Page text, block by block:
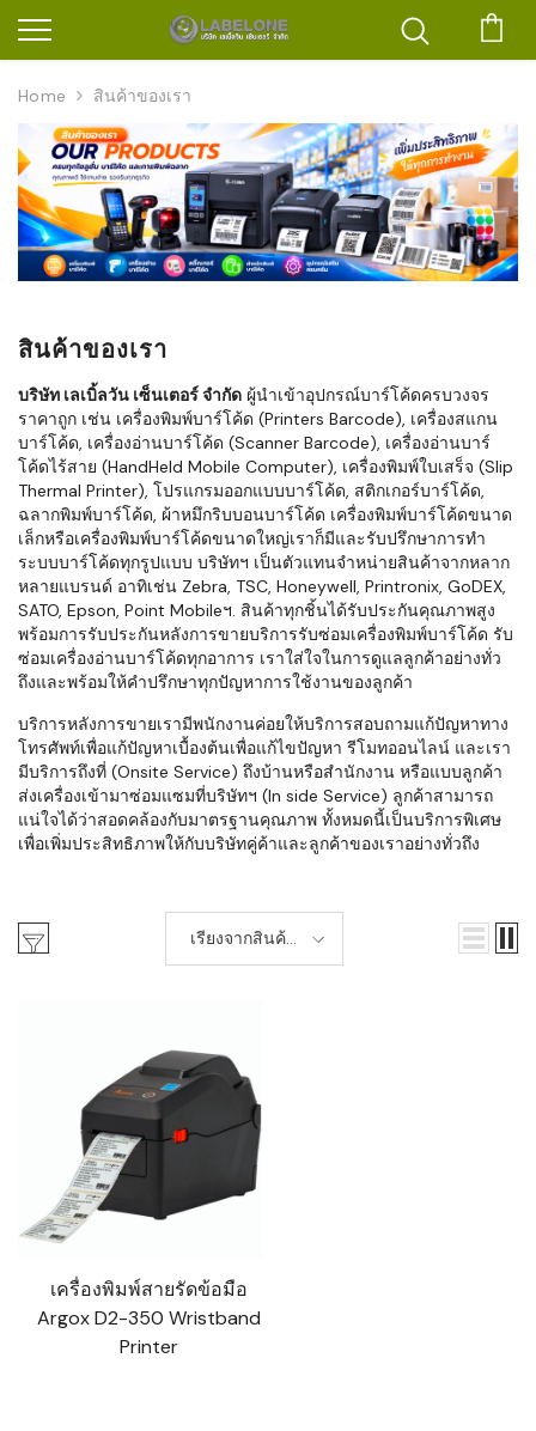
Home สินค้าของเรา
สินค้าของเรา
บริษัท เลเบิ้ลวัน เซ็นเตอร์ จำกัด ผู้นำเข้าอุปกรณ์บาร์โค้ดครบวงจร
ราคาถูก เช่น เครื่องพิมพ์บาร์โค้ด (Printers Barcode), เครื่องสแกน
บาร์โค้ด, เครื่องอ่านบาร์โค้ด (Scanner Barcode), เครื่องอ่านบาร์
โค้ดไร้สาย (HandHeld Mobile Computer), เครื่องพิมพ์ใบเสร็จ (Slip
Thermal Printer), โปรแกรมออกแบบบาร์โค้ด, สติกเกอร์บาร์โค้ด,
ฉลากพิมพ์บาร์โค้ด, ผ้าหมึกริบบอนบาร์โค้ด เครื่องพิมพ์บาร์โค้ดขนาด
เล็กหรือเครื่องพิมพ์บาร์โค้ดขนาดใหญ่เราก็มีและรับปรึกษาการทำ
ระบบบาร์โค้ดทุกรูปแบบ บริษัทฯ เป็นตัวแทนจำหน่ายสินค้าจากหลาก
หลายแบรนด์ อาทิเช่น Zebra, TSC, Honeywell, Printronix, GoDEX,
SATO, Epson, Point Mobileฯ. สินค้าทุกชิ้นได้รับประกันคุณภาพสูง
พร้อมการรับประกันหลังการขายบริการรับซ่อมเครื่องพิมพ์บาร์โค้ด รับ
ซ่อมเครื่องอ่านบาร์โค้ดทุกอาการ เราใส่ใจในการดูแลลูกค้าอย่างทั่ว
ถึงและพร้อมให้คำปรึกษาทุกปัญหาการใช้งานของลูกค้า
บริการหลังการขายเรามีพนักงานค่อยให้บริการสอบถามแก้ปัญหาทาง
โทรศัพท์เพื่อแก้ปัญหาเบื้องต้นเพื่อแก้ไขปัญหา รีโมทออนไลน์ และเรา
มีบริการถึงที่ (Onsite Service) ถึงบ้านหรือสำนักงาน หรือแบบลูกค้า
ส่งเครื่องเข้ามาซ่อมแซมที่บริษัทฯ (In side Service) ลูกค้าสามารถ
แน่ใจได้ว่าสอดคล้องกับมาตรฐานคุณภาพ ทั้งหมดนี้เป็นบริการพิเศษ
เพื่อเพิ่มประสิทธิภาพให้กับบริษัทคู่ค้าและลูกค้าของเราอย่างทั่วถึง
เรียงจากสินค้า
ใหม่-เก่า
เครื่องพิมพ์สายรัดข้อมือ
Argox D2-350 Wristband
Printer